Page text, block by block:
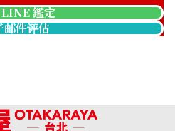
鑑定
邮件评估